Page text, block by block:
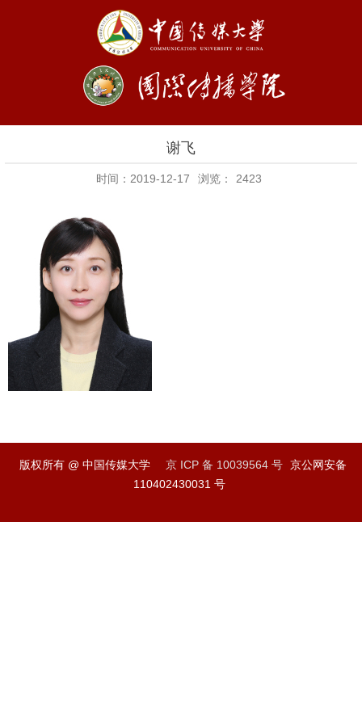
谢飞
时间：2019-12-17 浏览： 2423
版权所有 @ 中国传媒大学 京 ICP 备 10039564 号 京公网安备
110402430031 号